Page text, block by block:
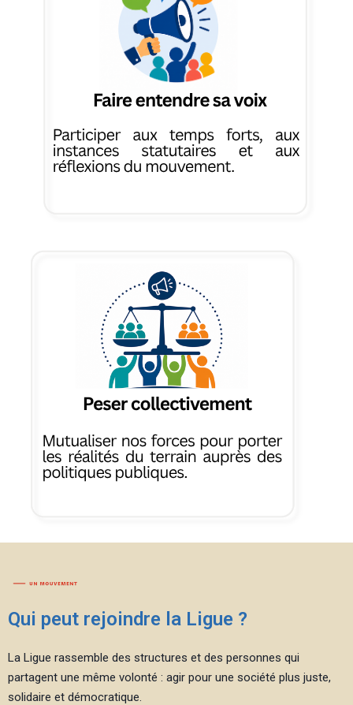
Qui peut rejoindre la Ligue ?
La Ligue rassemble des structures et des personnes qui
partagent une même volonté : agir pour une société plus juste,
solidaire et démocratique.